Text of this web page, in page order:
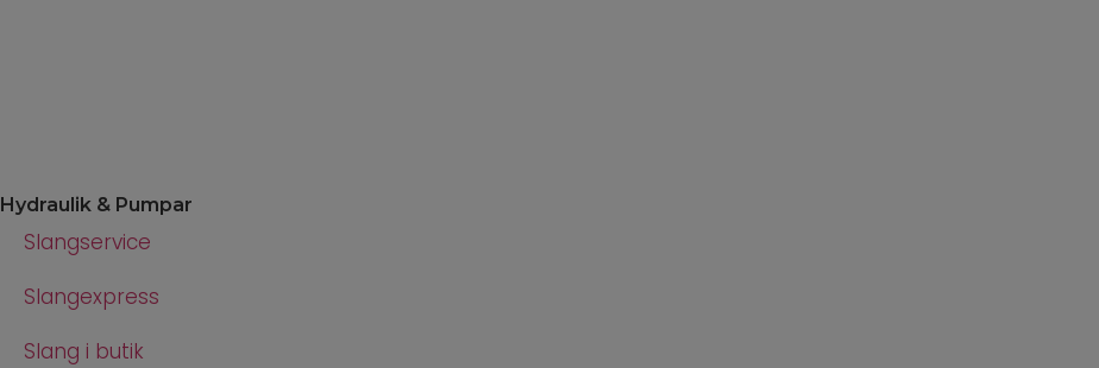
Hydraulik & Pumpar
Slangservice
Slangexpress
Slang i butik